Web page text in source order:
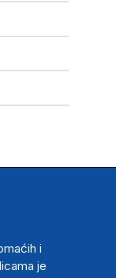
i
je